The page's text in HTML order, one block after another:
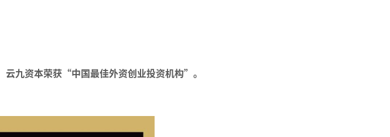
云九资本荣获“中国最佳外资创业投资机构”。